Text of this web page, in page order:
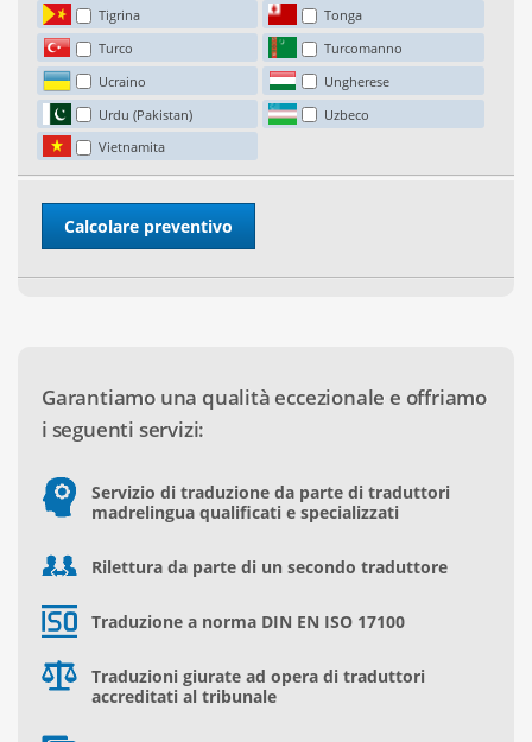
Tigrina
Tonga
Turco
Turcomanno
Ucraino
Ungherese
Urdu (Pakistan)
Uzbeco
Vietnamita
Garantiamo una qualità eccezionale e offriamo
i seguenti servizi:
Servizio di traduzione da parte di traduttori
madrelingua qualificati e specializzati
Rilettura da parte di un secondo traduttore
Traduzione a norma DIN EN ISO 17100
Traduzioni giurate ad opera di traduttori
accreditati al tribunale